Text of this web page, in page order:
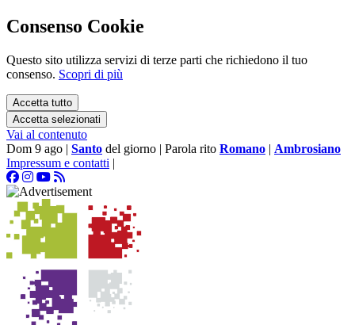
Consenso Cookie
Questo sito utilizza servizi di terze parti che richiedono il tuo
consenso. Scopri di più
Accetta tutto
Accetta selezionati
Vai al contenuto
Dom 9 ago | Santo del giorno | Parola rito Romano | Ambrosiano
Impressum e contatti |